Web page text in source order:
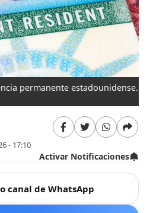
permanente estadounidense.
- 17:10
Activar Notificaciones
canal de WhatsApp